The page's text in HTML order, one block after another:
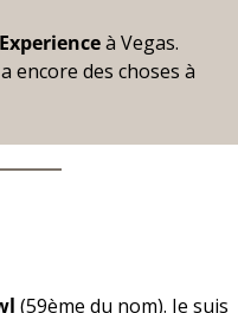
à Vegas.
encore des choses à
(59ème du nom). Je suis